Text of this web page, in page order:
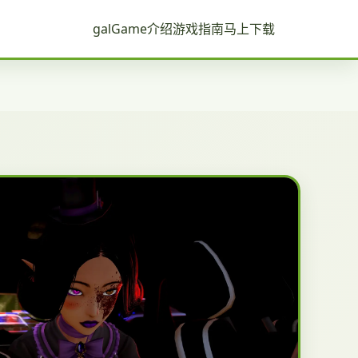
galGame介绍游戏指南马上下载